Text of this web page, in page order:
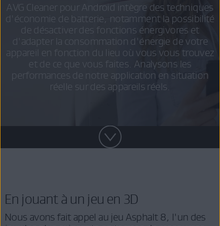
AVG Cleaner pour Android intègre des techniques
d'économie de batterie, notamment la possibilité
de désactiver des fonctions énergivores et
d'adapter la consommation d'énergie de votre
appareil en fonction du lieu où vous vous trouvez
et de ce que vous faites. Analysons les
performances de notre application en situation
réelle sur des appareils réels.
En jouant à un jeu en 3D
Nous avons fait appel au jeu Asphalt 8, l'un des